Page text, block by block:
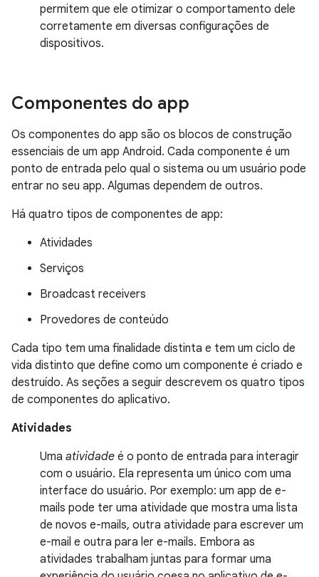
permitem que ele otimizar o comportamento dele
corretamente em diversas configurações de
dispositivos.
Componentes do app
Os componentes do app são os blocos de construção
essenciais de um app Android. Cada componente é um
ponto de entrada pelo qual o sistema ou um usuário pode
entrar no seu app. Algumas dependem de outros.
Há quatro tipos de componentes de app:
Atividades
Serviços
Broadcast receivers
Provedores de conteúdo
Cada tipo tem uma finalidade distinta e tem um ciclo de
vida distinto que define como um componente é criado e
destruído. As seções a seguir descrevem os quatro tipos
de componentes do aplicativo.
Atividades
Uma atividade é o ponto de entrada para interagir
com o usuário. Ela representa um único com uma
interface do usuário. Por exemplo: um app de e-
mails pode ter uma atividade que mostra uma lista
de novos e-mails, outra atividade para escrever um
e-mail e outra para ler e-mails. Embora as
atividades trabalham juntas para formar uma